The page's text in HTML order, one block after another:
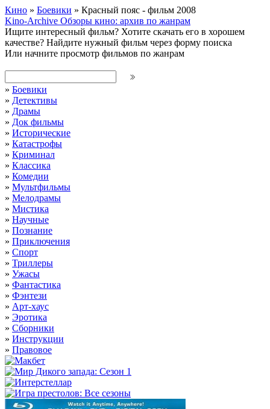
Кино » Боевики » Красный пояс - фильм 2008
Kino-Archive Обзоры кино: архив по жанрам
Ищите интересный фильм? Хотите скачать его в хорошем
качестве? Найдите нужный фильм через форму поиска
Или начните просмотр фильмов по жанрам
» Боевики
» Детективы
» Драмы
» Док фильмы
» Исторические
» Катастрофы
» Криминал
» Классика
» Комедии
» Мультфильмы
» Мелодрамы
» Мистика
» Научные
» Познание
» Приключения
» Спорт
» Триллеры
» Ужасы
» Фантастика
» Фэнтези
» Арт-хаус
» Эротика
» Сборники
» Инструкции
» Правовое